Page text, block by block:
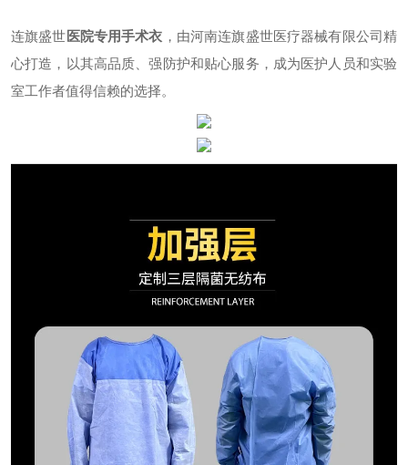
连旗盛世医院专用手术衣 ，由河南连旗盛世医疗器械有限公司精
心打造，以其高品质、强防护和贴心服务，成为医护人员和实验
室工作者值得信赖的选择。